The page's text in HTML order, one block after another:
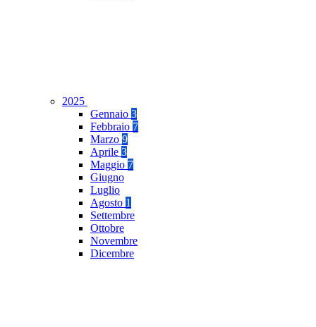
2025
Gennaio 3
Febbraio 7
Marzo 9
Aprile 3
Maggio 7
Giugno
Luglio
Agosto 1
Settembre
Ottobre
Novembre
Dicembre